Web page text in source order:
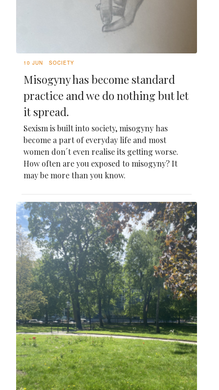
10 JUN SOCIETY
Misogyny has become standard
practice and we do nothing but let
it spread.
Sexism is built into society, misogyny has
become a part of everyday life and most
women don´t even realise its getting worse.
How often are you exposed to misogyny? It
may be more than you know.